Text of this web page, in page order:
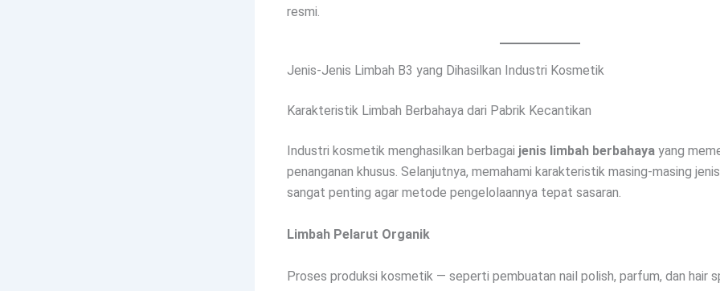
resmi.
Jenis-Jenis Limbah B3 yang Dihasilkan Industri Kosmetik
Karakteristik Limbah Berbahaya dari Pabrik Kecantikan
Industri kosmetik menghasilkan berbagai jenis limbah berbahaya yang
penanganan khusus. Selanjutnya, memahami karakteristik masing-masing
sangat penting agar metode pengelolaannya tepat sasaran.
Limbah Pelarut Organik
Proses produksi kosmetik — seperti pembuatan nail polish, parfum, dan hair